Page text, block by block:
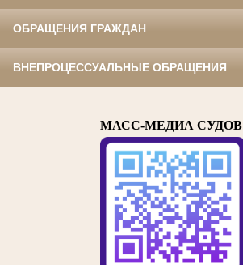
ОБРАЩЕНИЯ ГРАЖДАН
ВНЕПРОЦЕССУАЛЬНЫЕ ОБРАЩЕНИЯ
МАСС-МЕДИА СУДОВ